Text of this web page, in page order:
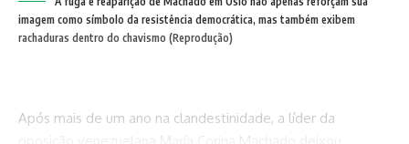
imagem como símbolo da resistência democrática, mas também exibem
rachaduras dentro do chavismo (Reprodução)
Após mais de um ano na clandestinidade, a líder da